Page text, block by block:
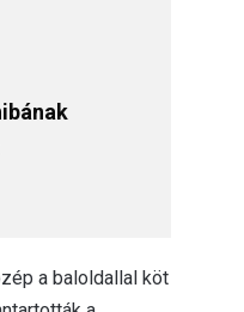
a baloldallal köt